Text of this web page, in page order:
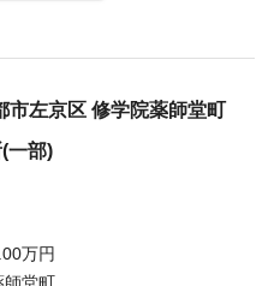
市左京区 修学院薬師堂町
一部)
万円
師堂町